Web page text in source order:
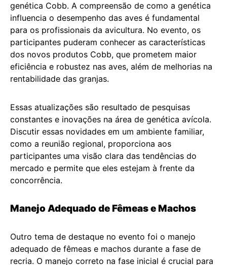
genética Cobb. A compreensão de como a genética
influencia o desempenho das aves é fundamental
para os profissionais da avicultura. No evento, os
participantes puderam conhecer as características
dos novos produtos Cobb, que prometem maior
eficiência e robustez nas aves, além de melhorias na
rentabilidade das granjas.
Essas atualizações são resultado de pesquisas
constantes e inovações na área de genética avícola.
Discutir essas novidades em um ambiente familiar,
como a reunião regional, proporciona aos
participantes uma visão clara das tendências do
mercado e permite que eles estejam à frente da
concorrência.
Manejo Adequado de Fêmeas e Machos
Outro tema de destaque no evento foi o manejo
adequado de fêmeas e machos durante a fase de
recria. O manejo correto na fase inicial é crucial para